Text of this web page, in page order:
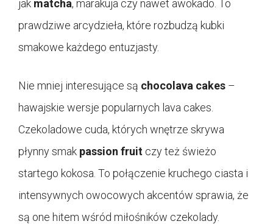
jak matcha, marakuja czy nawet awokado. To
prawdziwe arcydzieła, które rozbudzą kubki
smakowe każdego entuzjasty.
Nie mniej interesujące są chocolava cakes –
hawajskie wersje popularnych lava cakes.
Czekoladowe cuda, których wnętrze skrywa
płynny smak passion fruit czy też świeżo
startego kokosa. To połączenie kruchego ciasta i
intensywnych owocowych akcentów sprawia, że
są one hitem wśród miłośników czekolady.